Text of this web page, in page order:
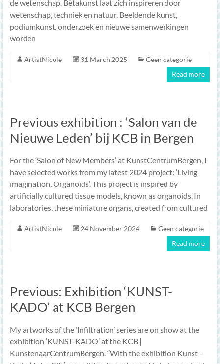
de wetenschap. Bètakunst laat zich inspireren door
wetenschap, techniek en natuur. Beeldende kunst,
podiumkunst, onderzoek en nieuwe samenwerkingen
worden
ArtistNicole 31 March 2025
Geen categorie
Read more
Previous exhibition : ‘Salon van de
Nieuwe Leden’ bij KCB in Bergen
For the ‘Salon of New Members’ at KunstCentrumBergen, I
have selected works from my latest 2024 project: ‘Living
imagination, Organoids‘. This project is inspired by
artificially cultured tissue models, known as organoids. In
laboratories, these miniature organs, created from cultured
ArtistNicole 24 November 2024
Geen categorie
Read more
Previous: Exhibition ‘KUNST-
KADO’ at KCB Bergen
My artworks of the ‘Infiltration’ series are on show at the
exhibition ‘KUNST-KADO’ at the KCB |
KunstenaarCentrumBergen. “With the exhibition Kunst –